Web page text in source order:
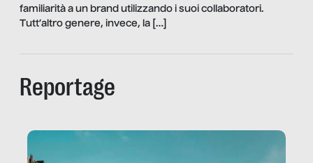
familiarità a un brand utilizzando i suoi collaboratori.
Tutt’altro genere, invece, la […]
Reportage